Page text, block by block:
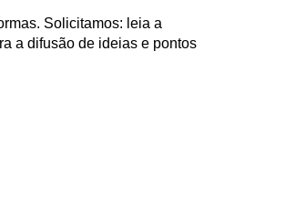
Solicitamos: leia a
a difusão de ideias e pontos